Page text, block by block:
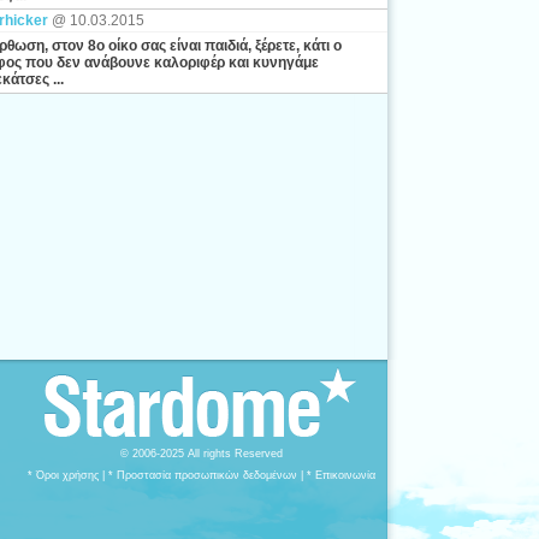
@ 10.03.2015
στον 8ο οίκο σας είναι παιδιά, ξέρετε, κάτι ο
που δεν ανάβουνε καλοριφέρ και κυνηγάμε
...
© 2006-2025 All rights Reserved
* Όροι χρήσης
* Προστασία προσωπικών δεδομένων * Επικοινωνία